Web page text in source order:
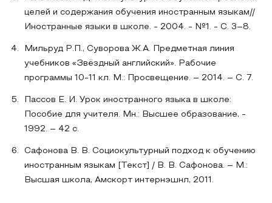
целей и содержания обучения иностранным языкам//
Иностранные языки в школе. - 2004. - №1. - С. 3–8.
Мильруд Р.П., Суворова Ж.А. Предметная линия
учебников «Звёздный английский». Рабочие
программы 10-11 кл. М.: Просвещение. – 2014. – С. 7.
Пассов Е. И. Урок иностранного языка в школе:
Пособие для учителя. Мн.: Высшее образование, -
1992. – 42 с.
Сафонова В. В. Социокультурный подход к обучению
иностранным языкам [Текст] / В. В. Сафонова. – М.:
Высшая школа, Амскорт интернэшнл, 2011.